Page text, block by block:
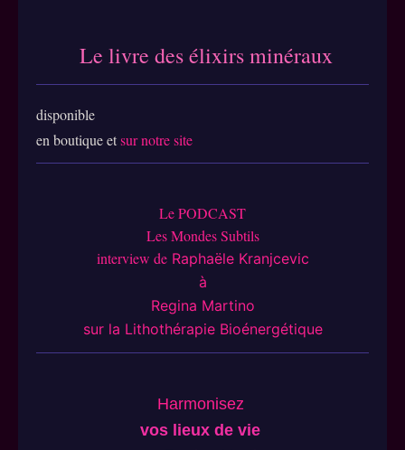
Le livre des élixirs minéraux
disponible
en boutique etsur notre site
Le PODCAST
Les Mondes Subtils
interview de Raphaële Kranjcevic
à
Regina Martino
sur la Lithothérapie Bioénergétique
Harmonisez
vos lieux de vie